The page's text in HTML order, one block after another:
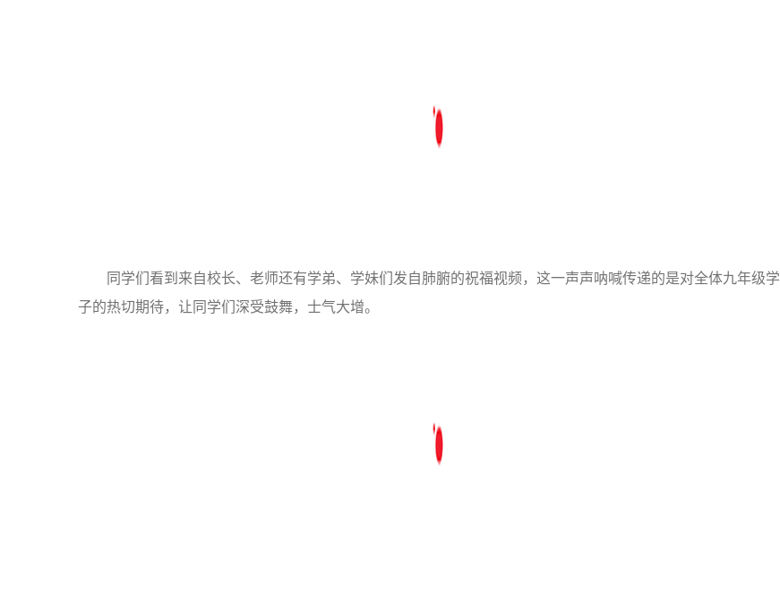
同学们看到来自校长、老师还有学弟、学妹们发自肺腑的祝福视频，这一声声呐喊传递的是对全体九年级学
子的热切期待，让同学们深受鼓舞，士气大增。